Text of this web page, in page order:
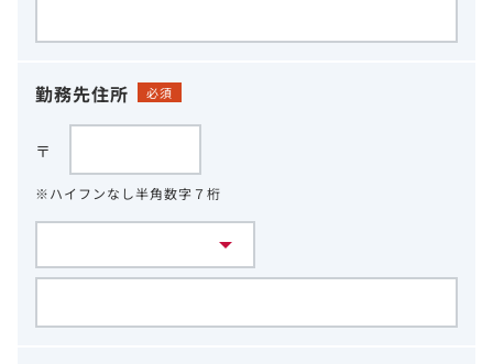
勤務先住所 必須
〒
※ハイフンなし半角数字７桁